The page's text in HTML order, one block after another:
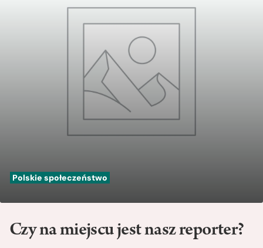
Polskie społeczeństwo
Czy na miejscu jest nasz reporter?